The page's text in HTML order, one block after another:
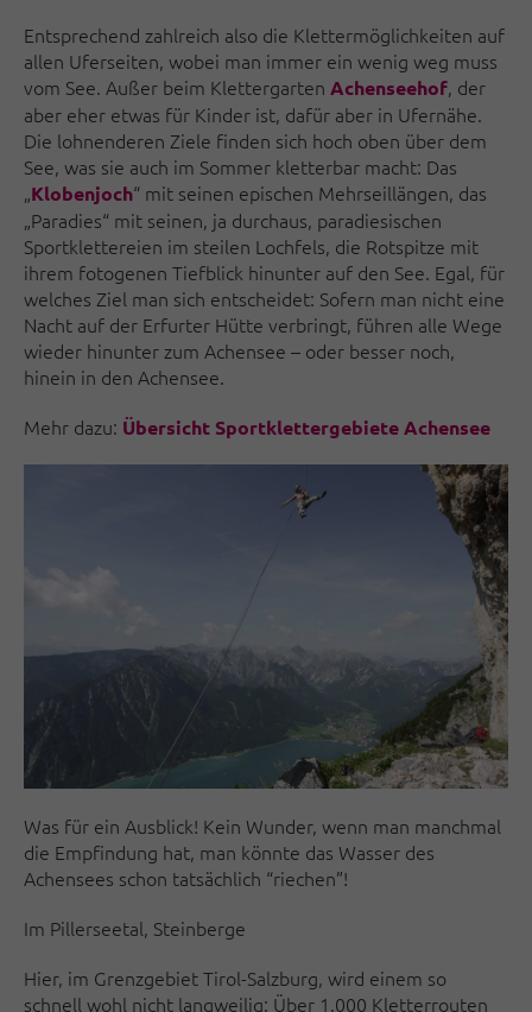
Entsprechend zahlreich also die Klettermöglichkeiten auf
allen Uferseiten, wobei man immer ein wenig weg muss
vom See. Außer beim Klettergarten Achenseehof, der
aber eher etwas für Kinder ist, dafür aber in Ufernähe.
Die lohnenderen Ziele finden sich hoch oben über dem
See, was sie auch im Sommer kletterbar macht: Das
„Klobenjoch“ mit seinen epischen Mehrseillängen, das
„Paradies“ mit seinen, ja durchaus, paradiesischen
Sportklettereien im steilen Lochfels, die Rotspitze mit
ihrem fotogenen Tiefblick hinunter auf den See. Egal, für
welches Ziel man sich entscheidet: Sofern man nicht eine
Nacht auf der Erfurter Hütte verbringt, führen alle Wege
wieder hinunter zum Achensee – oder besser noch,
hinein in den Achensee.
Mehr dazu: Übersicht Sportklettergebiete Achensee
Was für ein Ausblick! Kein Wunder, wenn man manchmal
die Empfindung hat, man könnte das Wasser des
Achensees schon tatsächlich “riechen”!
Im Pillerseetal, Steinberge
Hier, im Grenzgebiet Tirol-Salzburg, wird einem so
schnell wohl nicht langweilig: Über 1.000 Kletterrouten